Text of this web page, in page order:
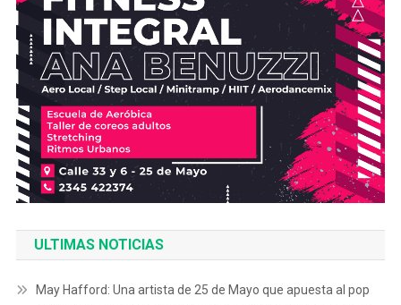
ULTIMAS NOTICIAS
May Hafford: Una artista de 25 de Mayo que apuesta al pop